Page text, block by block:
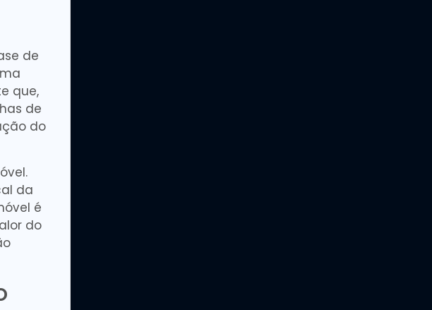
de
que,
de
do
da
é
do